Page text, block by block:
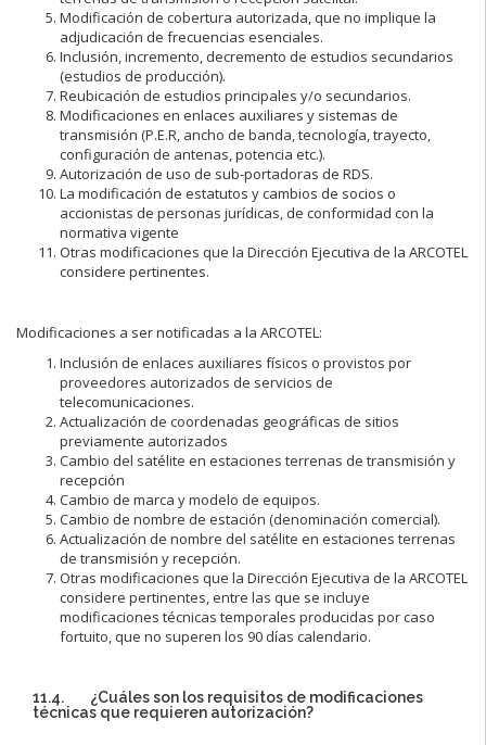
Modificación de cobertura autorizada, que no implique la
adjudicación de frecuencias esenciales.
Inclusión, incremento, decremento de estudios secundarios
(estudios de producción).
Reubicación de estudios principales y/o secundarios.
Modificaciones en enlaces auxiliares y sistemas de
transmisión (P.E.R, ancho de banda, tecnología, trayecto,
configuración de antenas, potencia etc.).
Autorización de uso de sub-portadoras de RDS.
La modificación de estatutos y cambios de socios o
accionistas de personas jurídicas, de conformidad con la
normativa vigente
Otras modificaciones que la Dirección Ejecutiva de la ARCOTEL
considere pertinentes.
Modificaciones a ser notificadas a la ARCOTEL:
Inclusión de enlaces auxiliares físicos o provistos por
proveedores autorizados de servicios de
telecomunicaciones.
Actualización de coordenadas geográficas de sitios
previamente autorizados
Cambio del satélite en estaciones terrenas de transmisión y
recepción
Cambio de marca y modelo de equipos.
Cambio de nombre de estación (denominación comercial).
Actualización de nombre del satélite en estaciones terrenas
de transmisión y recepción.
Otras modificaciones que la Dirección Ejecutiva de la ARCOTEL
considere pertinentes, entre las que se incluye
modificaciones técnicas temporales producidas por caso
fortuito, que no superen los 90 días calendario.
11.4. ¿Cuáles son los requisitos de modificaciones
técnicas que requieren autorización?